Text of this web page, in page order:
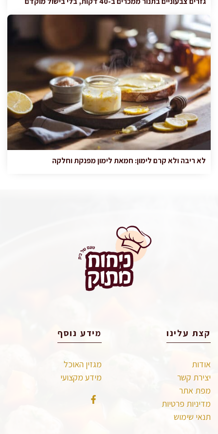
לא ריבה ולא קרם לימון: חמאת לימון מפנקת וחלקה
קצת עלינו
אודות
יצירת קשר
מפת אתר
מדיניות פרטיות
תנאי שימוש
מידע נוסף
מגזין האוכל
מידע מקצועי